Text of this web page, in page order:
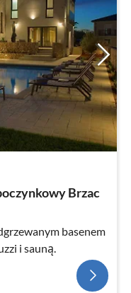
Brzac
basenem
i sauną.